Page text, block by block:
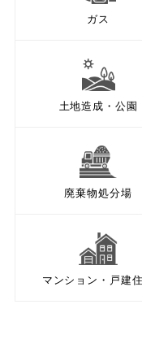
ガス
土地造成・公園
廃棄物処分場
マンション・戸建